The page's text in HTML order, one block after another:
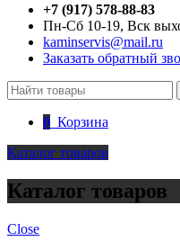
+7 (917) 578-88-83
Пн-Сб 10-19, Вск
kaminservis@mail.ru
Заказать обратный
0 Корзина
Каталог товаров
Каталог товаров
Close